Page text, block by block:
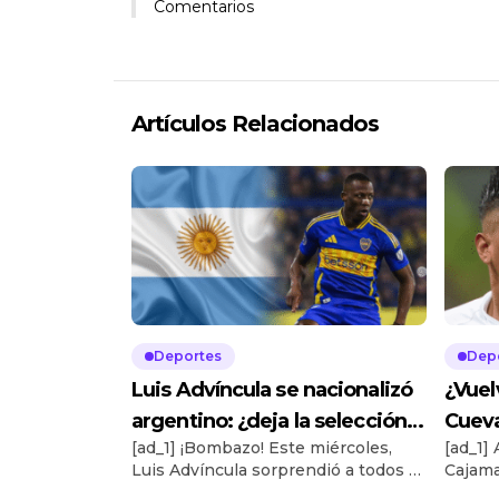
Comentarios
Artículos Relacionados
Deportes
Luis Advíncula se nacionalizó
argentino: ¿deja la selección
peruana?
[ad_1] ¡Bombazo! Este miércoles,
Luis Advíncula sorprendió a todos al
[ad_1]